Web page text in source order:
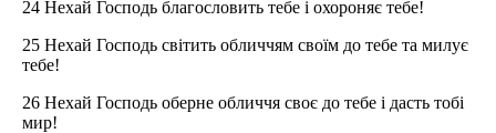
24 Нехай Господь благословить тебе і охороняє тебе!
25 Нехай Господь світить обличчям своїм до тебе та милує
тебе!
26 Нехай Господь оберне обличчя своє до тебе і дасть тобі
мир!